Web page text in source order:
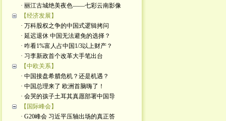
· 丽江古城绝美夜色——七彩云南影像
【经济发展】
· 万科股权之争的中国式逻辑拷问
· 延迟退休 中国无法避免的选择？
· 咋看1%富人占中国1/3以上财产？
· 习李新政首个改革大手笔出台
【中欧关系】
· 中国接盘希腊危机？还是机遇？
· 中国总理来了 欧洲首脑嗨了！
· 会哭的孩子土耳其真愿部署中国导
【国际峰会】
· G20峰会 习近平压轴出场的真正答